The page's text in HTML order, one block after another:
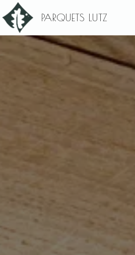
PARQUETS LUTZ
Panneau de gestion des cookies